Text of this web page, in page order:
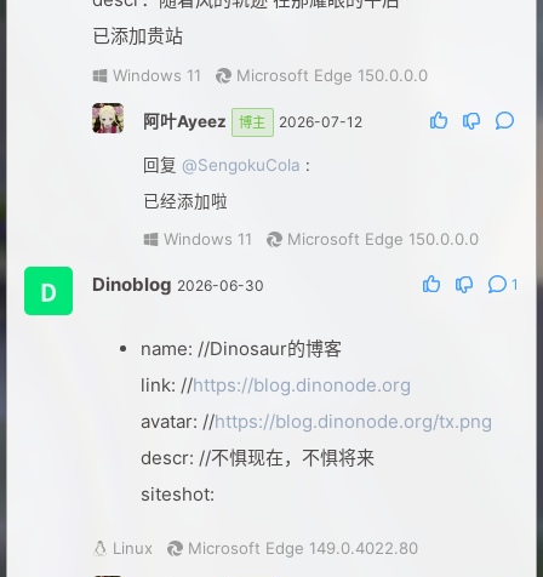
720 5 天前
回复@阿叶Ayeez
那有时间我套个 cdn 吧
macOS 26.5.1
Chrome 147.0.0.0
720 4 天前
回复@阿叶Ayeez
具体怎么搞🙂
iOS 16.3.1
已添加贵站
Windows 11 Microsoft Edge 150.0.0.0
阿叶Ayeez 博主 2026-07-12
回复 @SengokuCola :
已经添加啦
Windows 11
Microsoft Edge 150.0.0.0
Dinoblog 2026-06-30 1
name: //Dinosaur的博客
link: //https://blog.dinonode.org
avatar: //https://blog.dinonode.org/tx.png
descr: //不惧现在，不惧将来
siteshot:
Linux Microsoft Edge 149.0.4022.80